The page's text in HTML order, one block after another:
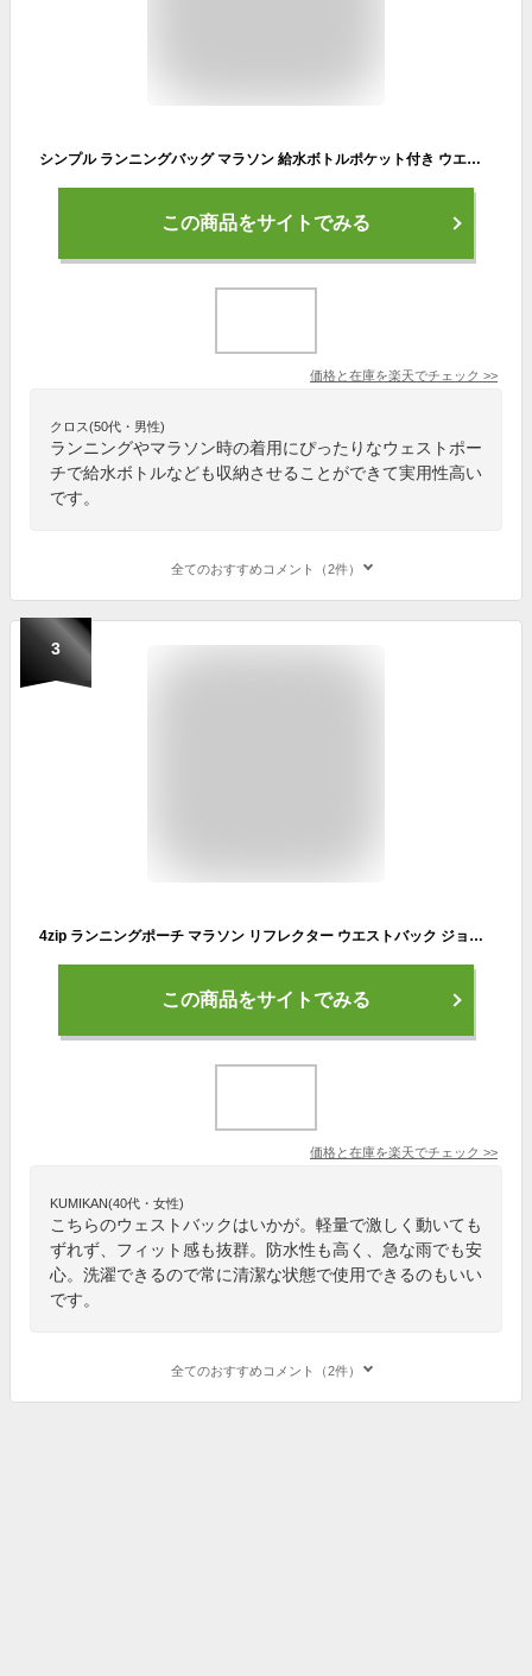
シンプル ランニングバッグ マラソン 給水ボトルポケット付き ウエストバック 軽量モデル フィットモデル 揺れない ボトルポーチ ランニングポーチ ウエストポーチ 防水
この商品をサイトでみる
価格と在庫を楽天でチェック >>
クロス(50代・男性)
ランニングやマラソン時の着用にぴったりなウェストポー
チで給水ボトルなども収納させることができて実用性高い
です。
全てのおすすめコメント（2件）
3
4zip ランニングポーチ マラソン リフレクター ウエストバック ジョギング 給水ボトル 軽量モデル フィットモデル ボトルポーチ ウエストポーチ 防水 洗濯可
この商品をサイトでみる
価格と在庫を楽天でチェック >>
KUMIKAN(40代・女性)
こちらのウェストバックはいかが。軽量で激しく動いても
ずれず、フィット感も抜群。防水性も高く、急な雨でも安
心。洗濯できるので常に清潔な状態で使用できるのもいい
です。
全てのおすすめコメント（2件）